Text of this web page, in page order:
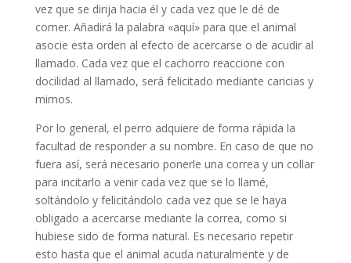
vez que se dirija hacia él y cada vez que le dé de
comer. Añadirá la palabra «aquí» para que el animal
asocie esta orden al efecto de acercarse o de acudir al
llamado. Cada vez que el cachorro reaccione con
docilidad al llamado, será felicitado mediante caricias y
mimos.
Por lo general, el perro adquiere de forma rápida la
facultad de responder a su nombre. En caso de que no
fuera así, será necesario ponerle una correa y un collar
para incitarlo a venir cada vez que se lo llamé,
soltándolo y felicitándolo cada vez que se le haya
obligado a acercarse mediante la correa, como si
hubiese sido de forma natural. Es necesario repetir
esto hasta que el animal acuda naturalmente y de